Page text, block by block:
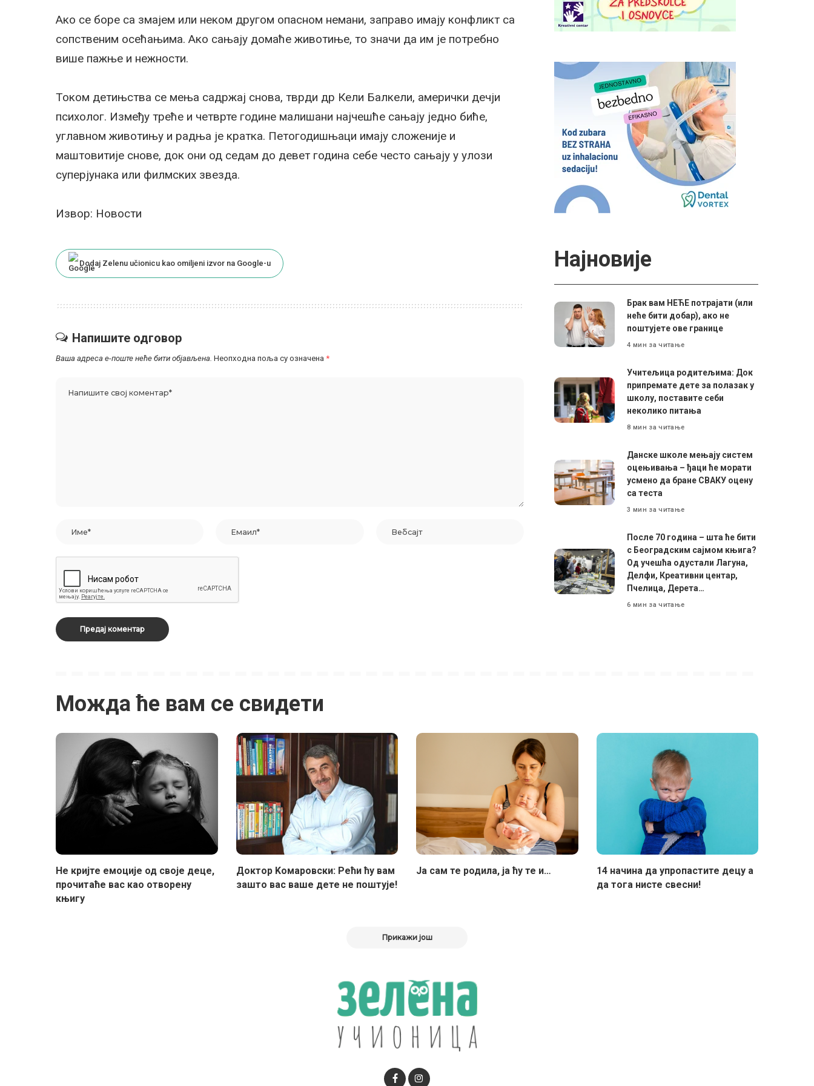
Ако се боре са змајем или неком другом опасном немани, заправо имају конфликт са
сопственим осећањима. Ако сањају домаће животиње, то значи да им је потребно
више пажње и нежности.
Током детињства се мења садржај снова, тврди др Кели Балкели, амерички дечји
психолог. Између треће и четврте године малишани најчешће сањају једно биће,
углавном животињу и радња је кратка. Петогодишњаци имају сложеније и
маштовитије снове, док они од седам до девет година себе често сањају у улози
суперјунака или филмских звезда.
Извор: Новости
Dodaj Zelenu učionicu kao omiljeni izvor na Google-u
Напишите одговор
Ваша адреса е-поште неће бити објављена. Неопходна поља су означена *
Најновије
Брак вам НЕЋЕ потрајати (или
неће бити добар), ако не
поштујете ове границе
4 мин за читање
Учитељица родитељима: Док
припремате дете за полазак у
школу, поставите себи
неколико питања
8 мин за читање
Данске школе мењају систем
оцењивања – ђаци ће морати
усмено да бране СВАКУ оцену
са теста
3 мин за читање
После 70 година – шта ће бити
с Београдским сајмом књига?
Од учешћа одустали Лагуна,
Делфи, Креативни центар,
Пчелица, Дерета…
6 мин за читање
Можда ће вам се свидети
Не кријте емоције од своје деце,
прочитаће вас као отворену
књигу
Доктор Kомаровски: Рећи ћу вам
зашто вас ваше дете не поштује!
Ја сам те родила, ја ћу те и…
14 начина да упропастите децу а
да тога нисте свесни!
Прикажи још